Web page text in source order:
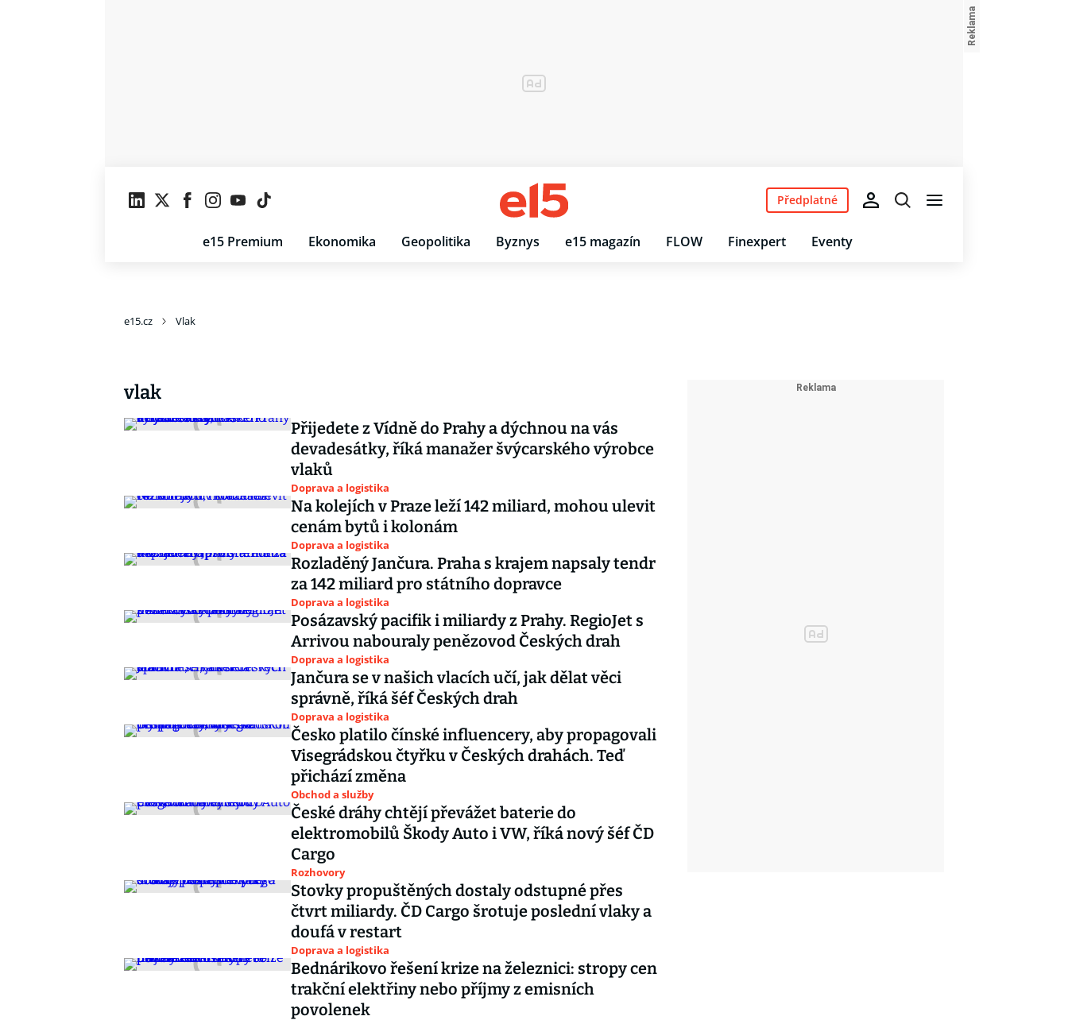
e15 Premium Ekonomika Geopolitika Byznys e15 magazín FLOW Finexpert Eventy
Předplatné
e15.cz Vlak
vlak
Přijedete z Vídně do Prahy a dýchnou na vás
devadesátky, říká manažer švýcarského výrobce
vlaků
Doprava a logistika
Na kolejích v Praze leží 142 miliard, mohou ulevit
cenám bytů i kolonám
Doprava a logistika
Rozladěný Jančura. Praha s krajem napsaly tendr
za 142 miliard pro státního dopravce
Doprava a logistika
Posázavský pacifik i miliardy z Prahy. RegioJet s
Arrivou nabouraly penězovod Českých drah
Doprava a logistika
Jančura se v našich vlacích učí, jak dělat věci
správně, říká šéf Českých drah
Doprava a logistika
Česko platilo čínské influencery, aby propagovali
Visegrádskou čtyřku v Českých drahách. Teď
přichází změna
Obchod a služby
České dráhy chtějí převážet baterie do
elektromobilů Škody Auto i VW, říká nový šéf ČD
Cargo
Rozhovory
Stovky propuštěných dostaly odstupné přes
čtvrt miliardy. ČD Cargo šrotuje poslední vlaky a
doufá v restart
Doprava a logistika
Bednárikovo řešení krize na železnici: stropy cen
trakční elektřiny nebo příjmy z emisních
povolenek